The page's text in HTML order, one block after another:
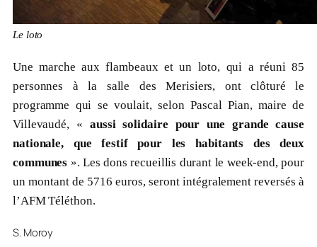
Le loto
Une marche aux flambeaux et un loto, qui a réuni 85
personnes à la salle des Merisiers, ont clôturé le
programme qui se voulait, selon Pascal Pian, maire de
Villevaudé, « aussi solidaire pour une grande cause
nationale, que festif pour les habitants des deux
communes ». Les dons recueillis durant le week-end, pour
un montant de 5716 euros, seront intégralement reversés à
l’AFM Téléthon.
S. Moroy